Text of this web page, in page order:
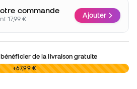
commande
17,99 € Ajouter
de la livraison gratuite
+67,99 €